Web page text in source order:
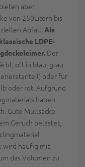
aber
von 250Litern bis
Abfall. Als
LDPE-
Der
oft in blau, grau
oder für
oder rot. Aufgrund
haben
Gute Müllsäcke
Geruch belastet,
wird häufig mit
das Volumen zu